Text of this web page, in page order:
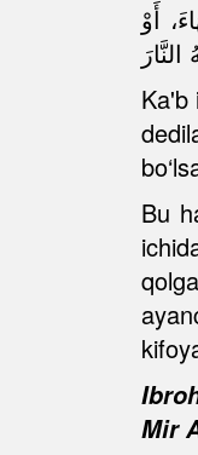
أَوْ
Ka'b
Bu
Mir